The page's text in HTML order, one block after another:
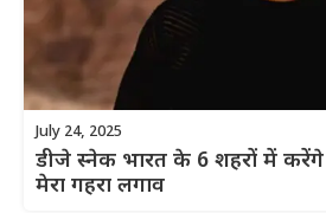
July 24, 2025
डीजे स्नेक भारत के 6 शहरों में
मेरा गहरा लगाव